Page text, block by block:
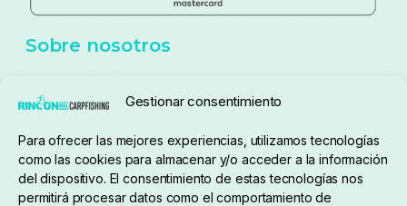
Gestionar consentimiento
Para ofrecer las mejores experiencias, utilizamos tecnologías
como las cookies para almacenar y/o acceder a la información
del dispositivo. El consentimiento de estas tecnologías nos
permitirá procesar datos como el comportamiento de